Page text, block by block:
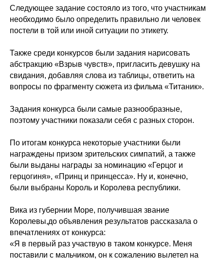
Следующее задание состояло из того, что участникам
необходимо было определить правильно ли человек
постели в той или иной ситуации по этикету.
Также среди конкурсов были задания нарисовать
абстракцию «Взрыв чувств», пригласить девушку на
свидания, добавляя слова из таблицы, ответить на
вопросы по фрагменту сюжета из фильма «Титаник».
Задания конкурса были самые разнообразные,
поэтому участники показали себя с разных сторон.
По итогам конкурса некоторые участники были
награждены призом зрительских симпатий, а также
были выданы награды за номинацию «Герцог и
герцогиня», «Принц и принцесса». Ну и, конечно,
были выбраны Король и Королева республики.
Вика из губернии Море, получившая звание
Королевы,до объявления результатов рассказала о
впечатлениях от конкурса:
«Я в первый раз участвую в таком конкурсе. Меня
поставили с мальчиком, он к сожалению вылетел на